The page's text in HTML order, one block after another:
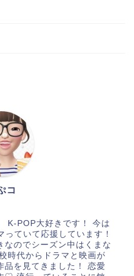
コ
K-POP大好きです！ 今は
ていて応援しています！
なのでシーズン中はくまな
時代からドラマと映画が
品を見てきました！ 恋愛